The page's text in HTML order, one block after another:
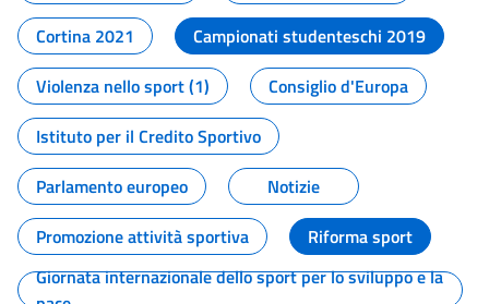
Cortina 2021
Campionati studenteschi 2019
Violenza nello sport (1)
Consiglio d'Europa
Istituto per il Credito Sportivo
Parlamento europeo
Notizie
Promozione attività sportiva
Riforma sport
Giornata internazionale dello sport per lo sviluppo e la